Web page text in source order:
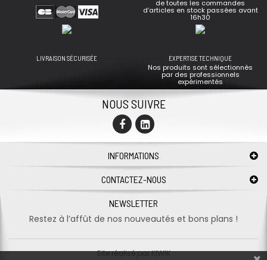
de toutes les commandes
d’articles en stock passées avant
16h30
LIVRAISON SÉCURISÉE EXPERTISE TECHNIQUE
Nos produits sont sélectionnés
par des professionnels
expérimentés
NOUS SUIVRE
INFORMATIONS
CONTACTEZ-NOUS
NEWSLETTER
Restez à l’affût de nos nouveautés et bons plans !
Site réalisé parKIWIK